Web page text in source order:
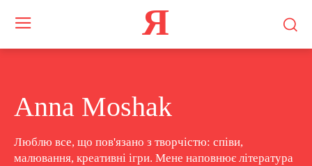
Я
Anna Moshak
Люблю все, що пов'язано з творчістю: співи,
малювання, креативні ігри. Мене наповнює література